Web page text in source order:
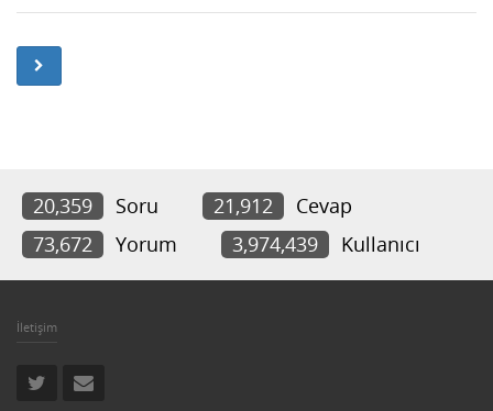
20,359 Soru 21,912
Cevap
73,672
Yorum 3,974,439 Kullanıcı
İletişim